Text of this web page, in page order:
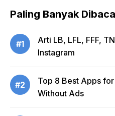
Paling Banyak Dibaca
#1
Arti LB, LFL, FFF,
Instagram
#2
Top 8 Best Apps
Without Ads